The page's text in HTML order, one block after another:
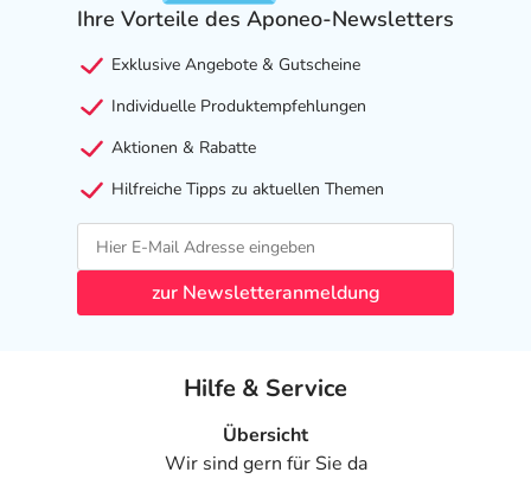
Ihre Vorteile des Aponeo-Newsletters
Exklusive Angebote & Gutscheine
Individuelle Produktempfehlungen
Aktionen & Rabatte
Hilfreiche Tipps zu aktuellen Themen
zur Newsletteranmeldung
Hilfe & Service
Übersicht
Wir sind gern für Sie da